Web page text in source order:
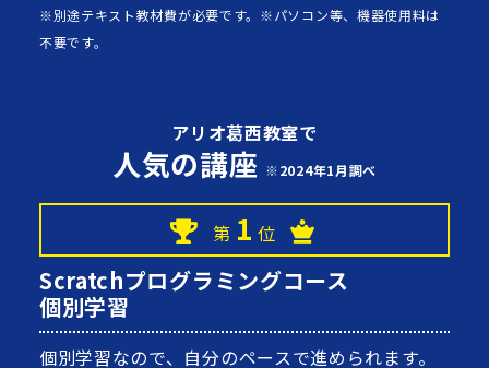
※別途テキスト教材費が必要です。※パソコン等、機器使用料は
不要です。
アリオ葛西教室で
人気の講座 ※2024年1月調べ
第 1 位
Scratchプログラミングコース
個別学習
個別学習なので、自分のペースで進められます。